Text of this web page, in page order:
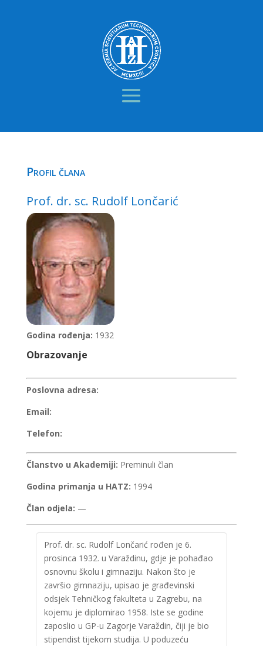
Profil člana
Prof. dr. sc. Rudolf Lončarić
Godina rođenja: 1932
Obrazovanje
Poslovna adresa:
Email:
Telefon:
Članstvo u Akademiji: Preminuli član
Godina primanja u HATZ: 1994
Član odjela: —
Prof. dr. sc. Rudolf Lončarić rođen je 6.
prosinca 1932. u Varaždinu, gdje je pohađao
osnovnu školu i gimnaziju. Nakon što je
završio gimnaziju, upisao je građevinski
odsjek Tehničkog fakulteta u Zagrebu, na
kojemu je diplomirao 1958. Iste se godine
zaposlio u GP-u Zagorje Varaždin, čiji je bio
stipendist tijekom studija. U poduzeću